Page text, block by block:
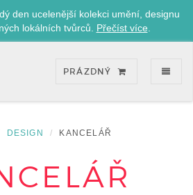
den ucelenější kolekci umění, designu
lokálních tvůrců. Přečíst více
PRÁZDNÝ
DESIGN KANCELÁŘ